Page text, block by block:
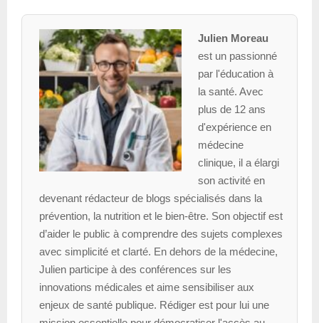
Julien Moreau
est un passionné
par l'éducation à
la santé. Avec
plus de 12 ans
d'expérience en
médecine
clinique, il a élargi
son activité en
devenant rédacteur de blogs spécialisés dans la
prévention, la nutrition et le bien-être. Son objectif est
d’aider le public à comprendre des sujets complexes
avec simplicité et clarté. En dehors de la médecine,
Julien participe à des conférences sur les
innovations médicales et aime sensibiliser aux
enjeux de santé publique. Rédiger est pour lui une